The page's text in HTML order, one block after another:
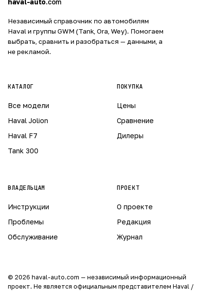
haval-auto.com
Независимый справочник по автомобилям
Haval и группы GWM (Tank, Ora, Wey). Помогаем
выбрать, сравнить и разобраться — данными, а
не рекламой.
КАТАЛОГ
Все модели
Haval Jolion
Haval F7
Tank 300
ПОКУПКА
Цены
Сравнение
Дилеры
ВЛАДЕЛЬЦАМ
Инструкции
Проблемы
Обслуживание
ПРОЕКТ
О проекте
Редакция
Журнал
© 2026 haval-auto.com — независимый информационный
проект. Не является официальным представителем Haval /